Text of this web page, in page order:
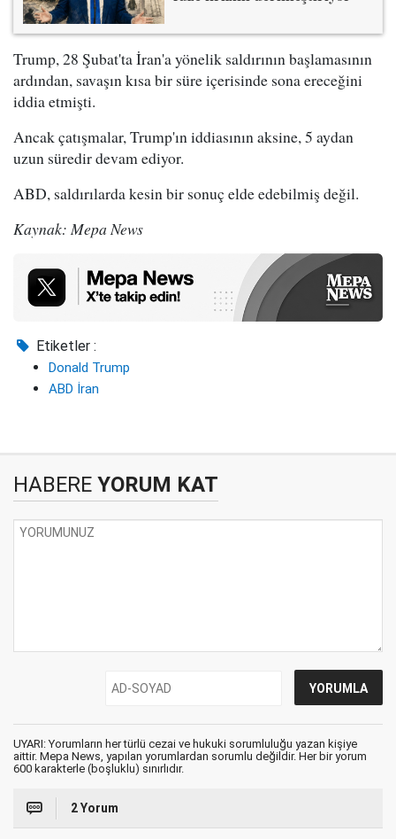
Trump, 28 Şubat'ta İran'a yönelik saldırının başlamasının
ardından, savaşın kısa bir süre içerisinde sona ereceğini
iddia etmişti.
Ancak çatışmalar, Trump'ın iddiasının aksine, 5 aydan
uzun süredir devam ediyor.
ABD, saldırılarda kesin bir sonuç elde edebilmiş değil.
Kaynak: Mepa News
Etiketler :
Donald Trump
ABD İran
HABERE YORUM KAT
UYARI: Yorumların her türlü cezai ve hukuki sorumluluğu yazan kişiye
aittir. Mepa News, yapılan yorumlardan sorumlu değildir. Her bir yorum
600 karakterle (boşluklu) sınırlıdır.
2 Yorum